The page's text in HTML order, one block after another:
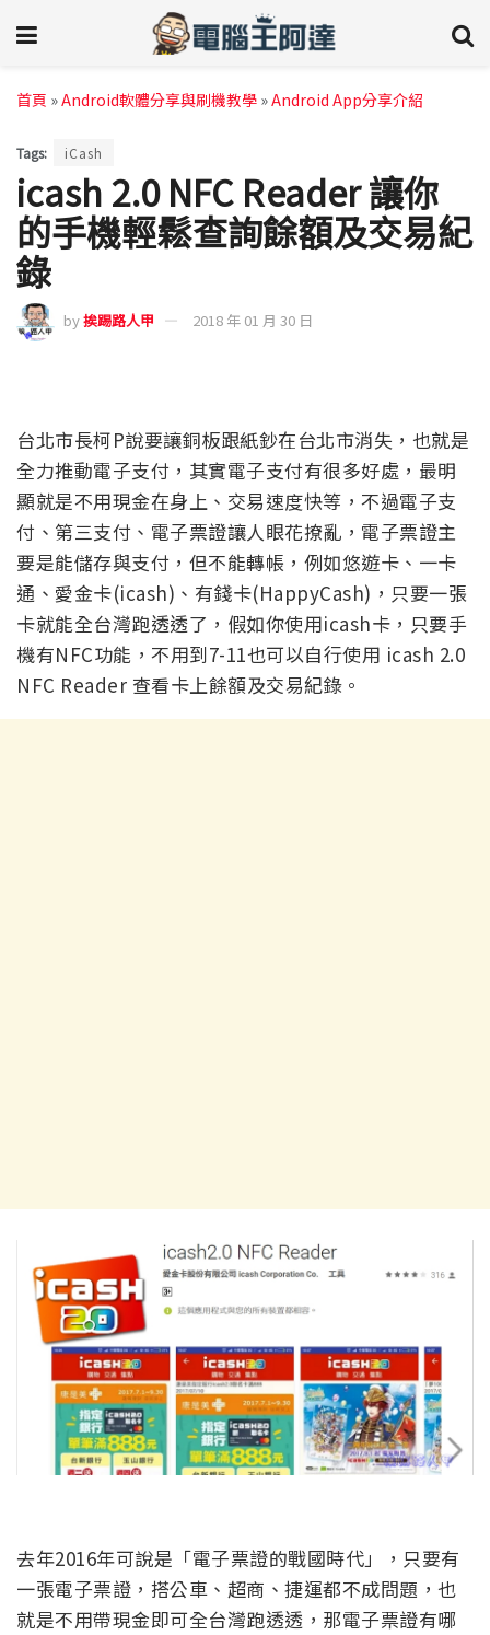
首頁 »Android軟體分享與刷機教學 »Android App分享介紹
Tags: iCash
icash 2.0 NFC Reader 讓你
的手機輕鬆查詢餘額及交易紀
錄
by挨踢路人甲 2018 年 01 月 30 日
台北市長柯P說要讓銅板跟紙鈔在台北市消失，也就是
全力推動電子支付，其實電子支付有很多好處，最明
顯就是不用現金在身上、交易速度快等，不過電子支
付、第三支付、電子票證讓人眼花撩亂，電子票證主
要是能儲存與支付，但不能轉帳，例如悠遊卡、一卡
通、愛金卡(icash)、有錢卡(HappyCash)，只要一張
卡就能全台灣跑透透了，假如你使用icash卡，只要手
機有NFC功能，不用到7-11也可以自行使用 icash 2.0
NFC Reader 查看卡上餘額及交易紀錄。
去年2016年可說是「電子票證的戰國時代」，只要有
一張電子票證，搭公車、超商、捷運都不成問題，也
就是不用帶現金即可全台灣跑透透，那電子票證有哪